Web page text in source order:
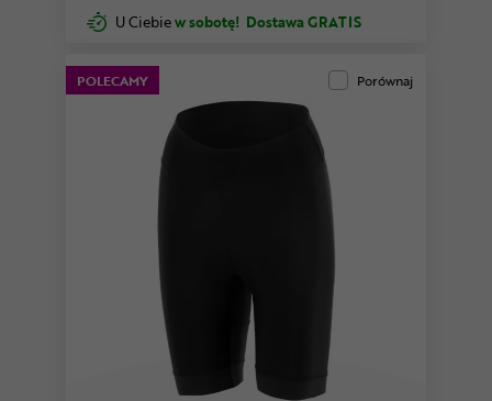
U Ciebiew sobotę! Dostawa GRATIS
POLECAMY Porównaj